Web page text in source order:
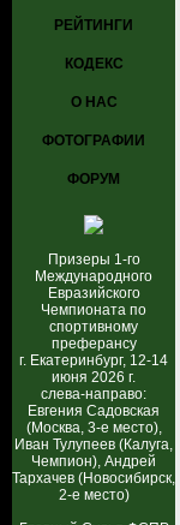
РЕЙТИНГИ
КОДЕКС
О НАС
ФОТОГРАФИИ
ФОРУМ
Призеры 1-го
Международного
Евразийского
Чемпионата по
спортивному
преферансу
г. Екатеринбург, 12-14
июня 2026 г.
слева-направо:
Евгения Садовская
(Москва, 3-е место),
Иван Тулупеев (Калуга,
Чемпион), Андрей
Тархачев (Новосибирск,
2-е место)